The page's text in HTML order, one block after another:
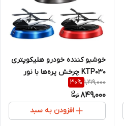
خوشبو کننده خودرو هلیکوپتری
KTP030 چرخش پره‌ها با نور
خورشید
1,219,000
30%
849,000
افزودن به سبد